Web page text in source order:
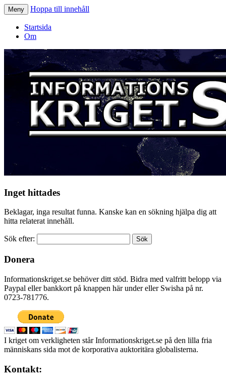
Informationskriget.se
Meny Hoppa till innehåll
Startsida
Om
Inget hittades
Beklagar, inga resultat funna. Kanske kan en sökning hjälpa dig att
hitta relaterat innehåll.
Sök efter:
Donera
Informationskriget.se behöver ditt stöd. Bidra med valfritt belopp via
Paypal eller bankkort på knappen här under eller Swisha på nr.
0723-781776.
I kriget om verkligheten står Informationskriget.se på den lilla fria
människans sida mot de korporativa auktoritära globalisterna.
Kontakt: